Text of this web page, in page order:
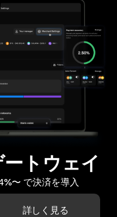
トウェイ
〜 で決済を導入
詳しく見る